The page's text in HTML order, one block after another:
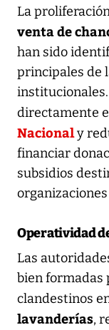
La
venta de
han sido
principales de
directamente
Nacionaly
financiar
subsidios
Operatividad
Las
bien formadas
clandestinos
lavanderías,